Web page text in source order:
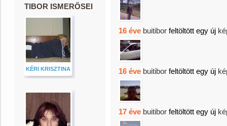
TIBOR ISMERŐSEI
KÉRI KRISZTINA
16 éve buitibor feltöltött egy új
16 éve buitibor feltöltött egy új
17 éve buitibor feltöltött egy új